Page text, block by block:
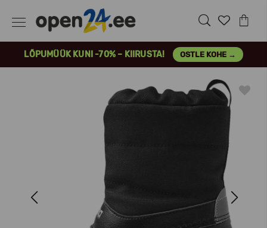
LÕPUMÜÜK KUNI -70% – KIIRUSTA! OSTLE KOHE →
Next